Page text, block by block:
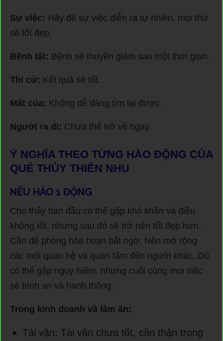
Sự việc: Hãy để sự việc diễn ra tự nhiên, mọi thứ
sẽ tốt đẹp.
Bệnh tật: Bệnh sẽ thuyên giảm sau một thời gian.
Thi cử: Kết quả sẽ tốt.
Mất của: Không dễ dàng tìm lại được.
Người ra đi: Chưa thể trở về ngay.
Ý NGHĨA THEO TỪNG HÀO ĐỘNG CỦA
QUẺ THỦY THIÊN NHU
NẾU HÀO 1 ĐỘNG
Cho thấy ban đầu có thể gặp khó khăn và điều
không tốt, nhưng sau đó sẽ trở nên tốt đẹp hơn.
Cần đề phòng hỏa hoạn bất ngờ. Nên mở rộng
các mối quan hệ và quan tâm đến người khác. Dù
có thể gặp nguy hiểm, nhưng cuối cùng mọi việc
sẽ bình an và hanh thông.
Trong kinh doanh và làm ăn:
Tài vận: Tài vận chưa tốt, cần thận trọng